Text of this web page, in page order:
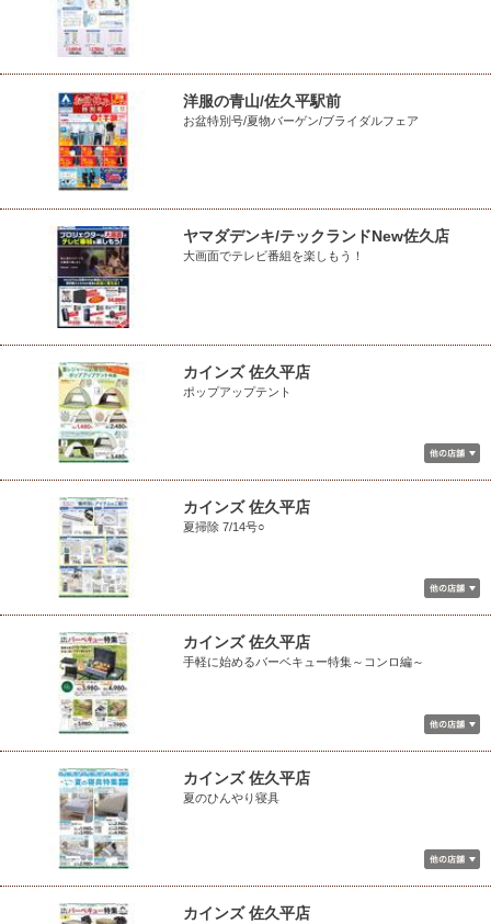
洋服の青山/佐久平駅前
お盆特別号/夏物バーゲン/ブライダルフェア
ヤマダデンキ/テックランドNew佐久店
大画面でテレビ番組を楽しもう！
カインズ 佐久平店
ポップアップテント
カインズ 佐久平店
夏掃除 7/14号○
カインズ 佐久平店
手軽に始めるバーベキュー特集～コンロ編～
カインズ 佐久平店
夏のひんやり寝具
カインズ 佐久平店